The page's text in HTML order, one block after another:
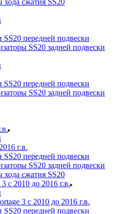
хода сжатия SS20
SS20 передней подвески
SS20 задней подвески
SS20 передней подвески
SS20 задней подвески
г.в.
SS20 передней подвески
SS20 задней подвески
хода сжатия SS20
с 2010 до 2016 г.в.
3 с 2010 до 2016 г.в.
SS20 передней подвески